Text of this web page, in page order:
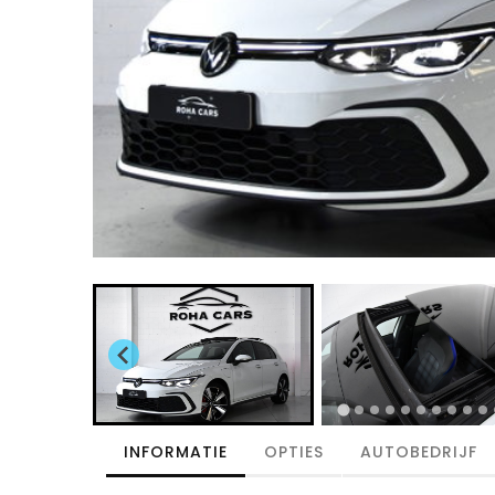
INFORMATIE OPTIES AUTOBEDRIJF